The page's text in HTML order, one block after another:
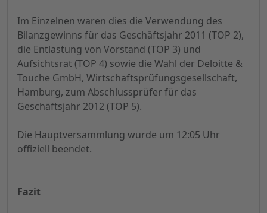
Im Einzelnen waren dies die Verwendung des
Bilanzgewinns für das Geschäftsjahr 2011 (TOP 2),
die Entlastung von Vorstand (TOP 3) und
Aufsichtsrat (TOP 4) sowie die Wahl der Deloitte &
Touche GmbH, Wirtschaftsprüfungsgesellschaft,
Hamburg, zum Abschlussprüfer für das
Geschäftsjahr 2012 (TOP 5).
Die Hauptversammlung wurde um 12:05 Uhr
offiziell beendet.
Fazit